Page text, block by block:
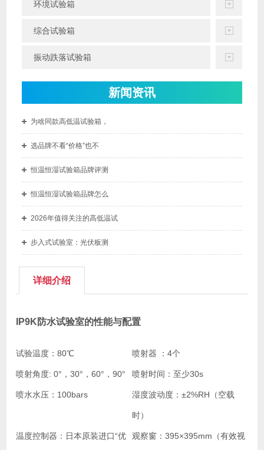
环境试验箱
综合试验箱
振动跌落试验箱
新闻资讯
为啥同款高低温试验箱，
选品牌不看“价格”也不
恒温恒湿试验箱品牌评测
恒温恒湿试验箱品牌怎么
2026年值得关注的高低温试
步入式试验室：光伏板测
详细介绍
IP9K防水试验室的性能与配置
试验温度：80℃ 喷射器 ： 4个
喷射角度:0°，30°，60°，90° 喷射时间： 至少30s
喷水水压： 100bars 湿度波动度： ±2%RH（空载
时）
温度控制器： 日本原装进口“优 观察窗： 395×395mm（有效视